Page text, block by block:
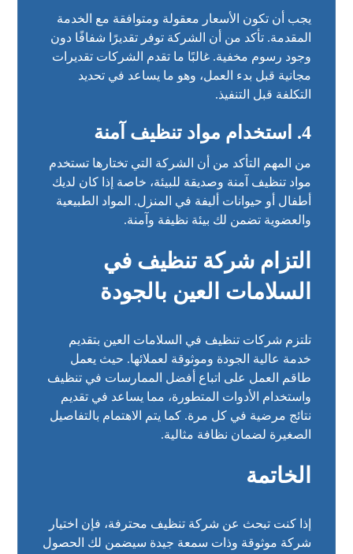
يجب أن تكون الأسعار معقولة ومتوافقة مع الخدمة
المقدمة. تأكد من أن الشركة توفر تقديرًا شفافًا دون
وجود رسوم مخفية. غالبًا ما تقدم الشركات تقديرات
مجانية قبل بدء العمل، وهو ما يساعد في تحديد
التكلفة قبل التنفيذ.
4. استخدام مواد تنظيف آمنة
من المهم التأكد من أن الشركة التي تختارها تستخدم
مواد تنظيف آمنة وصديقة للبيئة، خاصة إذا كان لديك
أطفال أو حيوانات أليفة في المنزل. المواد الطبيعية
والعضوية تضمن لك بيئة نظيفة وآمنة.
التزام شركة تنظيف في
السلامات العين بالجودة
تلتزم شركات تنظيف في السلامات العين بتقديم
خدمة عالية الجودة وموثوقة لعملائها. حيث يعمل
طاقم العمل على اتباع أفضل الممارسات في تنظيف
واستخدام الأدوات المتطورة، مما يساعد في تقديم
نتائج مرضية في كل مرة. كما يتم الاهتمام بالتفاصيل
الصغيرة لضمان نظافة مثالية.
الخاتمة
إذا كنت تبحث عن شركة تنظيف محترفة، فإن اختيار
شركة موثوقة وذات سمعة جيدة سيضمن لك الحصول